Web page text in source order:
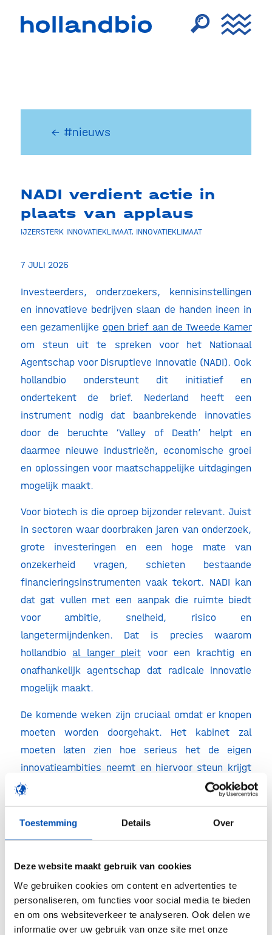
Toestemming Details Over
Deze website maakt gebruik van cookies
We gebruiken cookies om content en advertenties te
personaliseren, om functies voor social media te bieden
en om ons websiteverkeer te analyseren. Ook delen we
informatie over uw gebruik van onze site met onze
← #nieuws
NADI verdient actie in
plaats van applaus
IJZERSTERK INNOVATIEKLIMAAT, INNOVATIEKLIMAAT
7 JULI 2026
Investeerders, onderzoekers, kennisinstellingen
en innovatieve bedrijven slaan de handen ineen in
een gezamenlijke open brief aan de Tweede Kamer
om steun uit te spreken voor het Nationaal
Agentschap voor Disruptieve Innovatie (NADI). Ook
hollandbio ondersteunt dit initiatief en
ondertekent de brief. Nederland heeft een
instrument nodig dat baanbrekende innovaties
door de beruchte ‘Valley of Death’ helpt en
daarmee nieuwe industrieën, economische groei
en oplossingen voor maatschappelijke uitdagingen
mogelijk maakt.
Voor biotech is die oproep bijzonder relevant. Juist
in sectoren waar doorbraken jaren van onderzoek,
grote investeringen en een hoge mate van
onzekerheid vragen, schieten bestaande
financieringsinstrumenten vaak tekort. NADI kan
dat gat vullen met een aanpak die ruimte biedt
voor ambitie, snelheid, risico en
langetermijndenken. Dat is precies waarom
hollandbio al langer pleit voor een krachtig en
onafhankelijk agentschap dat radicale innovatie
mogelijk maakt.
De komende weken zijn cruciaal omdat er knopen
moeten worden doorgehakt. Het kabinet zal
moeten laten zien hoe serieus het de eigen
innovatieambities neemt en hiervoor steun krijgt
vanuit de Tweede Kamer. Mooie woorden over
en toekomstige economische groei zijn niet
genoeg. De vraag is of de overheid ook bereid is
voorwaarden te creëren die nodig zijn voor echte
doorbraken vanuit het NADI: voldoende middelen,
een onafhankelijke positie, ruimte voor risico en
een lange adem. Wat hollandbio betreft is de